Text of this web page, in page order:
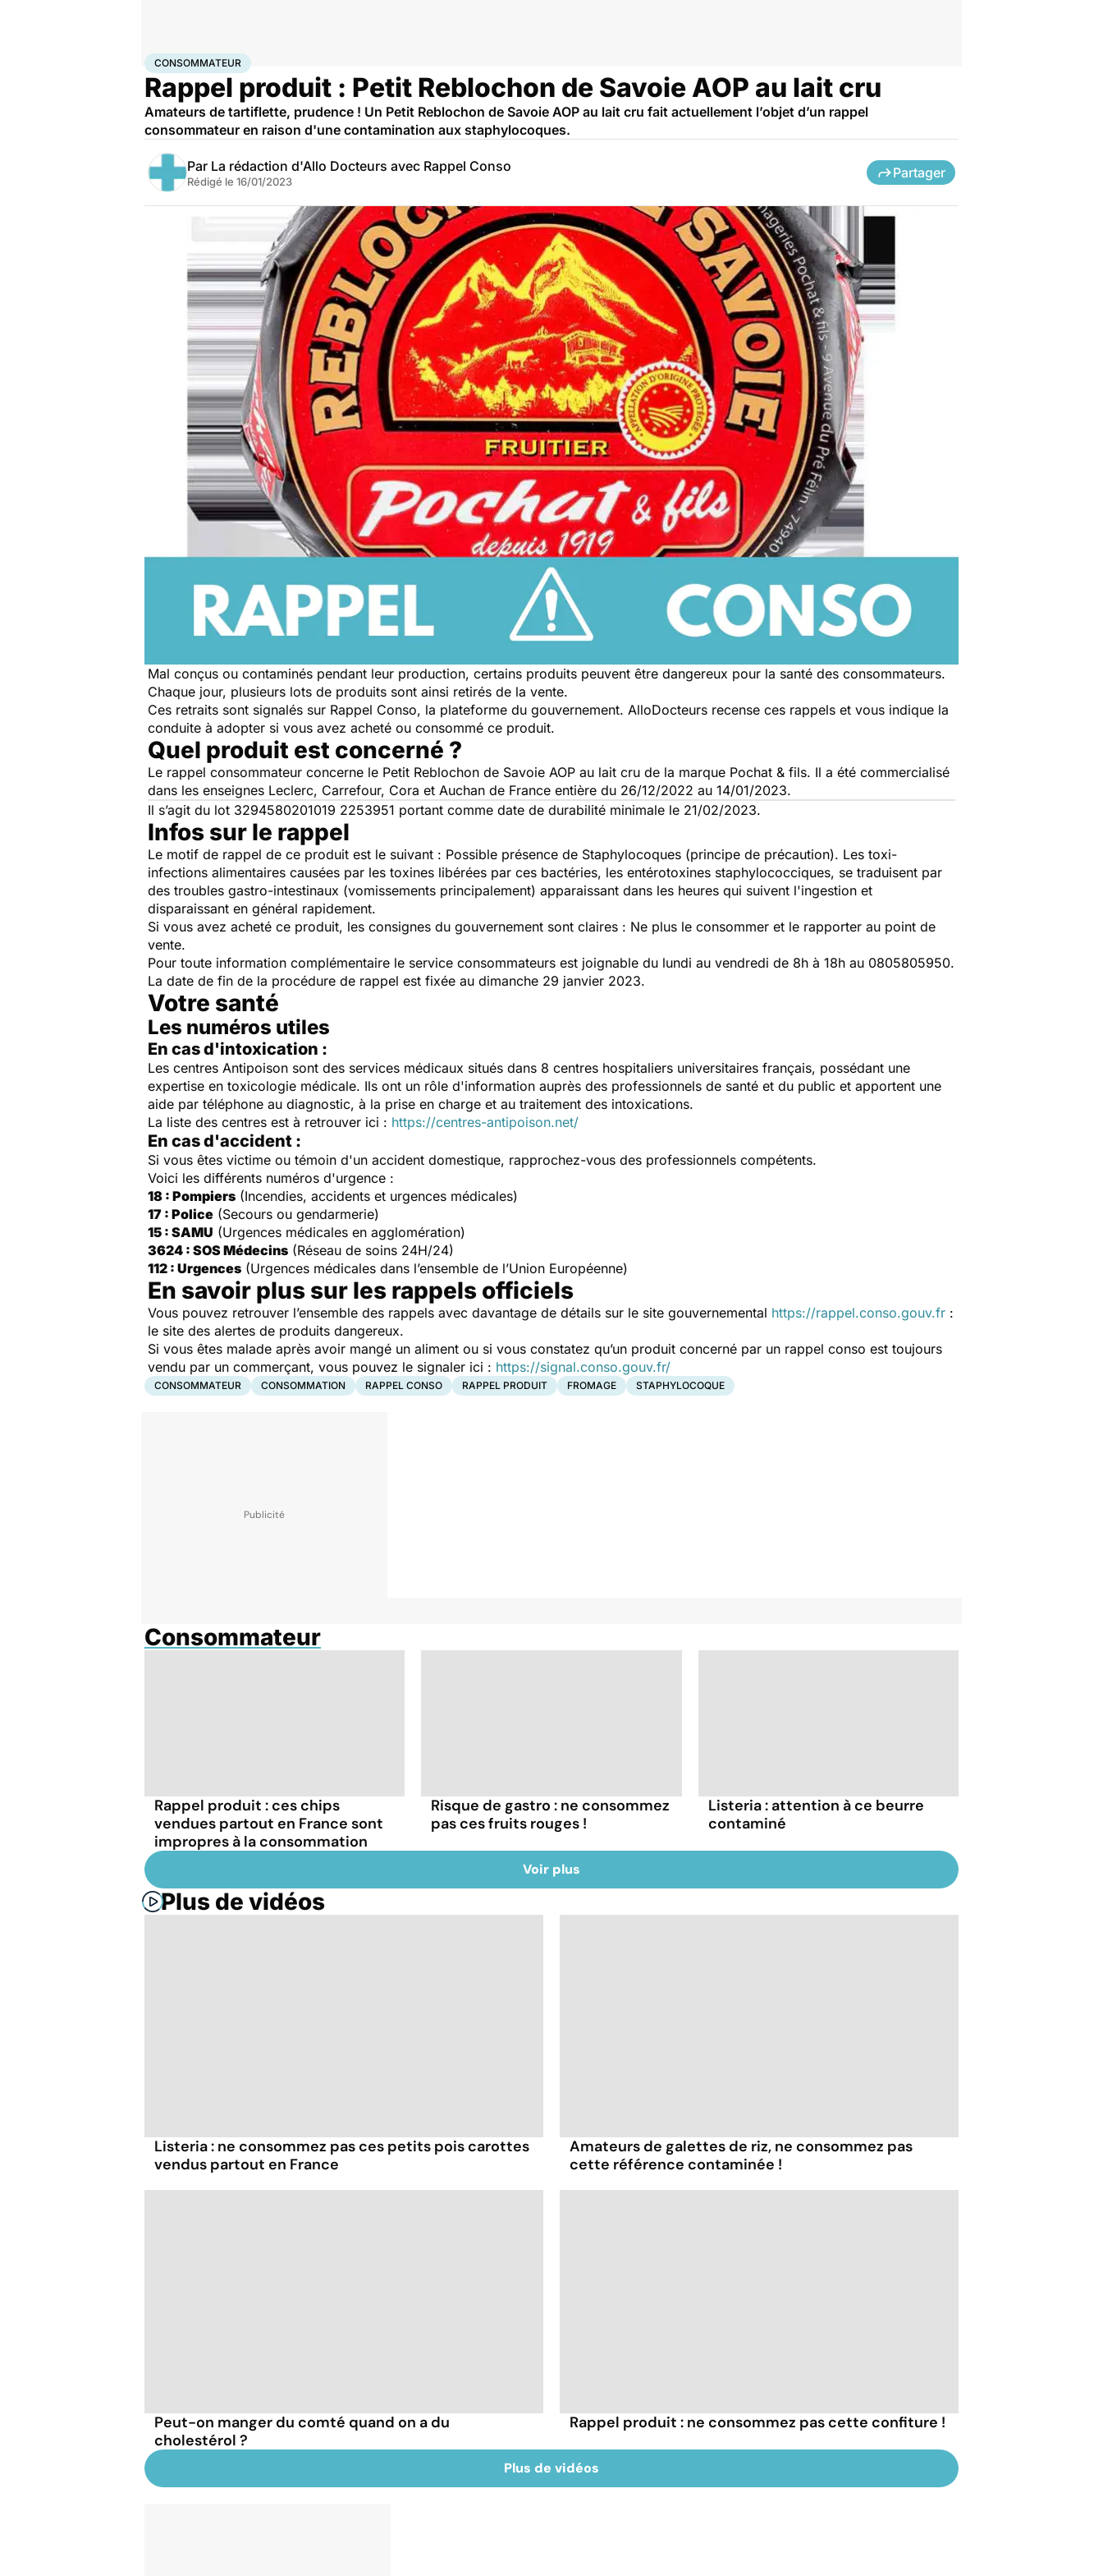
AccueilSantéConsommateur
CONSOMMATEUR
Rappel produit : Petit Reblochon de Savoie AOP au lait cru
Amateurs de tartiflette, prudence ! Un Petit Reblochon de Savoie AOP au lait cru fait actuellement l’objet d’un rappel
consommateur en raison d'une contamination aux staphylocoques.
Par La rédaction d'Allo Docteurs avec Rappel Conso
Rédigé le 16/01/2023
Partager
Mal conçus ou contaminés pendant leur production, certains produits peuvent être dangereux pour la santé des consommateurs.
Chaque jour, plusieurs lots de produits sont ainsi retirés de la vente.
Ces retraits sont signalés sur Rappel Conso, la plateforme du gouvernement. AlloDocteurs recense ces rappels et vous indique la
conduite à adopter si vous avez acheté ou consommé ce produit.
Quel produit est concerné ?
Le rappel consommateur concerne le Petit Reblochon de Savoie AOP au lait cru de la marque Pochat & fils. Il a été commercialisé
dans les enseignes Leclerc, Carrefour, Cora et Auchan de France entière du 26/12/2022 au 14/01/2023.
Il s’agit du lot 3294580201019 2253951 portant comme date de durabilité minimale le 21/02/2023.
Infos sur le rappel
Le motif de rappel de ce produit est le suivant : Possible présence de Staphylocoques (principe de précaution). Les toxi-
infections alimentaires causées par les toxines libérées par ces bactéries, les entérotoxines staphylococciques, se traduisent par
des troubles gastro-intestinaux (vomissements principalement) apparaissant dans les heures qui suivent l'ingestion et
disparaissant en général rapidement.
Si vous avez acheté ce produit, les consignes du gouvernement sont claires : Ne plus le consommer et le rapporter au point de
vente.
Pour toute information complémentaire le service consommateurs est joignable du lundi au vendredi de 8h à 18h au 0805805950.
La date de fin de la procédure de rappel est fixée au dimanche 29 janvier 2023.
Votre santé
Les numéros utiles
En cas d'intoxication :
Les centres Antipoison sont des services médicaux situés dans 8 centres hospitaliers universitaires français, possédant une
expertise en toxicologie médicale. Ils ont un rôle d'information auprès des professionnels de santé et du public et apportent une
aide par téléphone au diagnostic, à la prise en charge et au traitement des intoxications.
La liste des centres est à retrouver ici : https://centres-antipoison.net/
En cas d'accident :
Si vous êtes victime ou témoin d'un accident domestique, rapprochez-vous des professionnels compétents.
Voici les différents numéros d'urgence :
18 : Pompiers (Incendies, accidents et urgences médicales)
17 : Police (Secours ou gendarmerie)
15 : SAMU (Urgences médicales en agglomération)
3624 : SOS Médecins (Réseau de soins 24H/24)
112 : Urgences (Urgences médicales dans l’ensemble de l’Union Européenne)
En savoir plus sur les rappels officiels
Vous pouvez retrouver l’ensemble des rappels avec davantage de détails sur le site gouvernemental https://rappel.conso.gouv.fr :
le site des alertes de produits dangereux.
Si vous êtes malade après avoir mangé un aliment ou si vous constatez qu’un produit concerné par un rappel conso est toujours
vendu par un commerçant, vous pouvez le signaler ici : https://signal.conso.gouv.fr/
CONSOMMATEUR CONSOMMATION RAPPEL CONSO RAPPEL PRODUIT FROMAGE STAPHYLOCOQUE
Consommateur
Rappel produit : ces chips
vendues partout en France sont
impropres à la consommation
Risque de gastro : ne consommez
pas ces fruits rouges !
Listeria : attention à ce beurre
contaminé
Voir plus
Plus de vidéos
Listeria : ne consommez pas ces petits pois carottes
vendus partout en France
Amateurs de galettes de riz, ne consommez pas
cette référence contaminée !
Peut-on manger du comté quand on a du
cholestérol ?
Rappel produit : ne consommez pas cette confiture !
Plus de vidéos